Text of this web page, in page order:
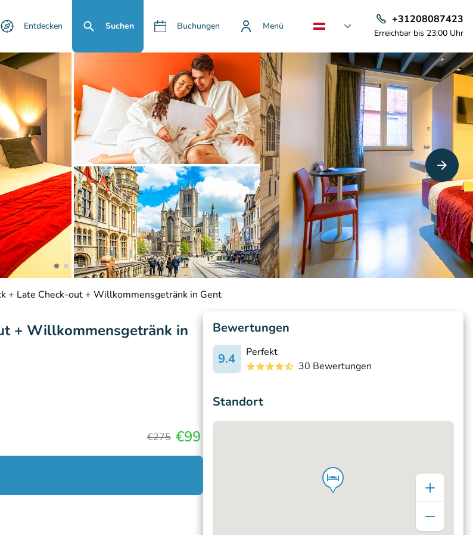
Entdecken Suchen Buchungen Menü
+31208087423
Erreichbar bis 23:00 Uhr
+ Late Check-out + Willkommensgetränk in Gent
+ Willkommensgetränk in
€275 €99
Bewertungen
9.4
Perfekt
30 Bewertungen
Standort